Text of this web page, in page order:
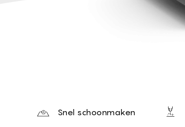
Snel schoonmaken